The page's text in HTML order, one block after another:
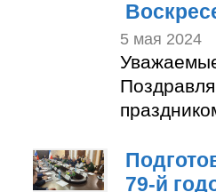
5 мая 2024
79-й